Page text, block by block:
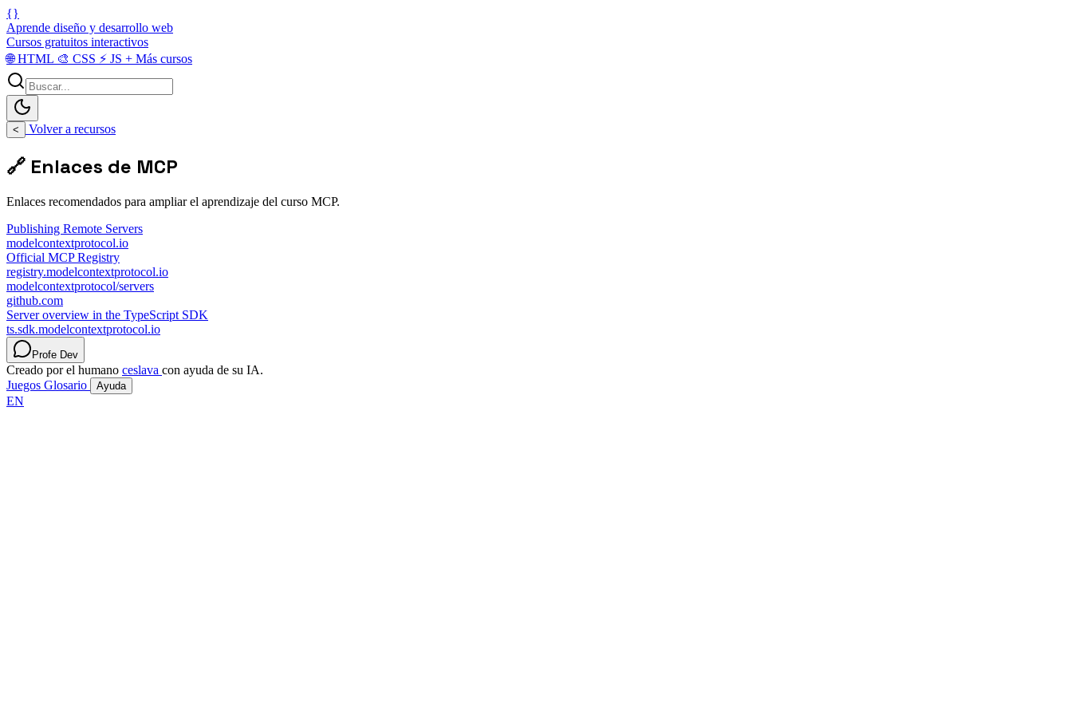
{}
Aprende diseño y desarrollo web
Cursos gratuitos interactivos
🌐HTML 🎨 CSS ⚡ JS + Más cursos
< Volver a recursos
🔗 Enlaces de MCP
Enlaces recomendados para ampliar el aprendizaje del curso MCP.
Publishing Remote Servers
modelcontextprotocol.io
Official MCP Registry
registry.modelcontextprotocol.io
modelcontextprotocol/servers
github.com
Server overview in the TypeScript SDK
ts.sdk.modelcontextprotocol.io
Profe Dev
Creado por el humano ceslava con ayuda de su IA.
Juegos Glosario Ayuda
EN